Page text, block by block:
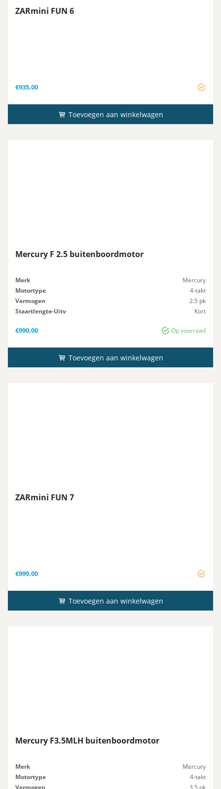
ZARmini FUN 6
€935,00
Toevoegen aan winkelwagen
Mercury F 2.5 buitenboordmotor
Merk
Mercury
Motortype
4-takt
Vermogen
2.5 pk
Staartlengte-Uitv
Kort
Op voorraad
€990,00
Toevoegen aan winkelwagen
ZARmini FUN 7
€999,00
Toevoegen aan winkelwagen
Mercury F3.5MLH buitenboordmotor
Merk
Mercury
Motortype
4-takt
Vermogen
3.5 pk